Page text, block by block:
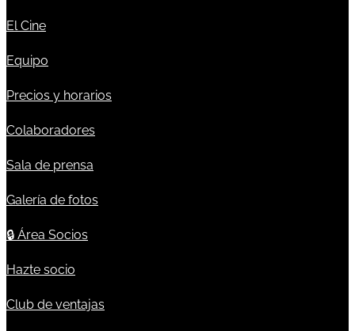
El Cine
Equipo
Precios y horarios
Colaboradores
Sala de prensa
Galería de fotos
🔒 Área Socios
Hazte socio
Club de ventajas